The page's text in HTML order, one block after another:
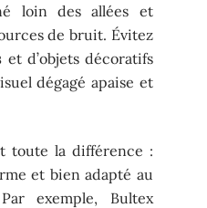
loin des allées et
de bruit. Évitez
et d’objets décoratifs
dégagé apaise et
toute la différence :
et bien adapté au
exemple, Bultex